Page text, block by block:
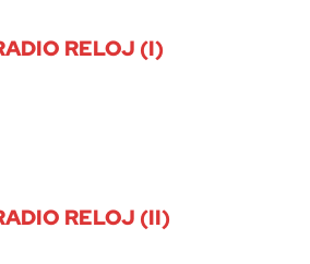
RELOJ (I)
RELOJ (II)